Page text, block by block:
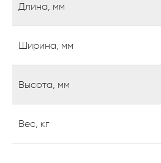
Длина, мм
Ширина, мм
Высота, мм
Вес, кг